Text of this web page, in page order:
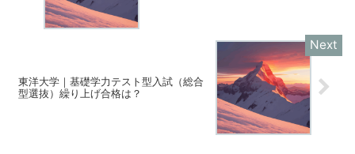
東洋大学｜基礎学力テスト型入試（総合
型選抜）繰り上げ合格は？